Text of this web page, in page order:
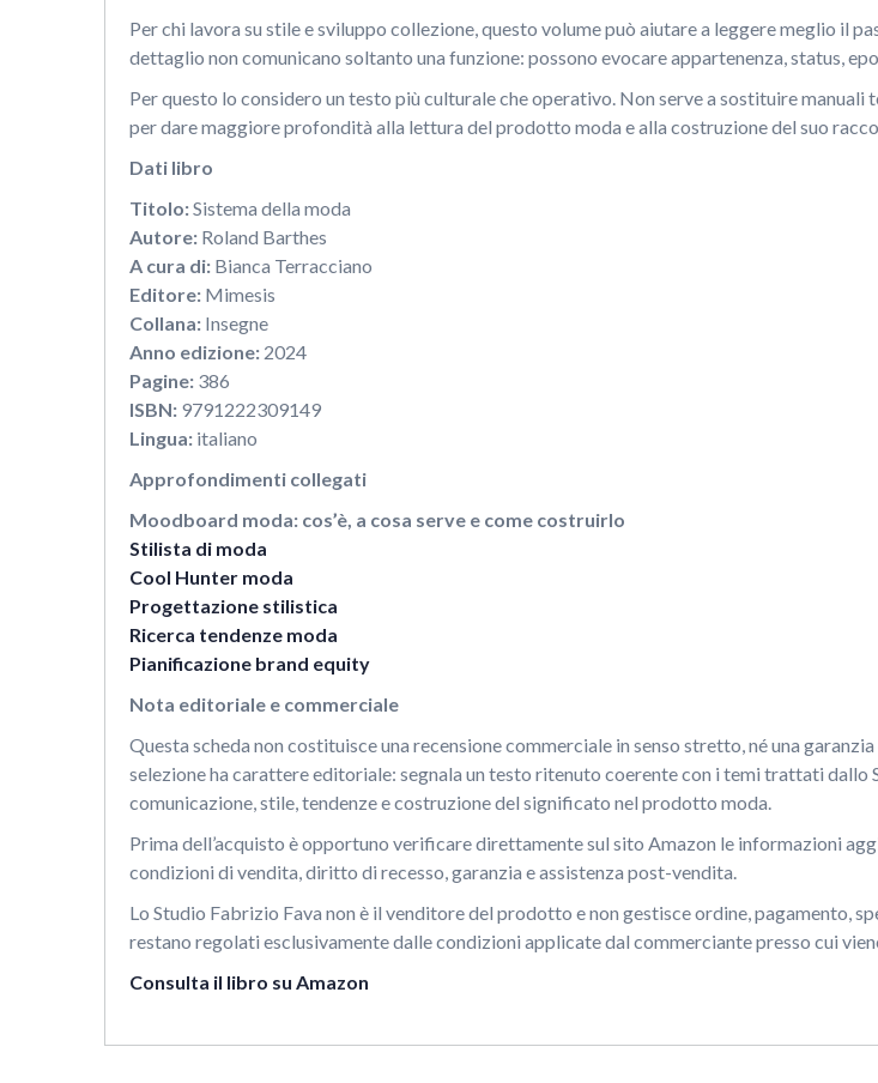
Per chi lavora su stile e sviluppo collezione, questo volume può aiutare a leggere meglio il
dettaglio non comunicano soltanto una funzione: possono evocare appartenenza, status,
Per questo lo considero un testo più culturale che operativo. Non serve a sostituire
per dare maggiore profondità alla lettura del prodotto moda e alla costruzione del suo
Dati libro
Titolo:Sistema della moda
Autore: Roland Barthes
A cura di: Bianca Terracciano
Editore: Mimesis
Collana: Insegne
Anno edizione: 2024
Pagine: 386
ISBN: 9791222309149
Lingua: italiano
Approfondimenti collegati
Moodboard moda: cos’è, a cosa serve e come costruirlo
Stilista di moda
Cool Hunter moda
Progettazione stilistica
Ricerca tendenze moda
Pianificazione brand equity
Nota editoriale e commerciale
Questa scheda non costituisce una recensione commerciale in senso stretto, né una
selezione ha carattere editoriale: segnala un testo ritenuto coerente con i temi trattati dallo
comunicazione, stile, tendenze e costruzione del significato nel prodotto moda.
Prima dell’acquisto è opportuno verificare direttamente sul sito Amazon le informazioni
condizioni di vendita, diritto di recesso, garanzia e assistenza post-vendita.
Lo Studio Fabrizio Fava non è il venditore del prodotto e non gestisce ordine, pagamento,
restano regolati esclusivamente dalle condizioni applicate dal commerciante presso cui
Consulta il libro su Amazon